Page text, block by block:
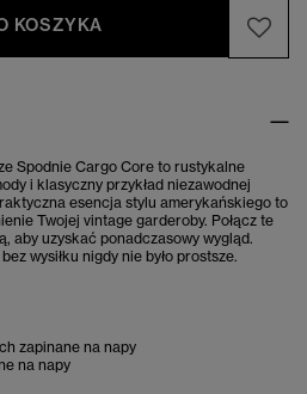
KOSZYKA
Spodnie Cargo Core to rustykalne
i klasyczny przykład niezawodnej
esencja stylu amerykańskiego to
Twojej vintage garderoby. Połącz te
aby uzyskać ponadczasowy wygląd.
wysiłku nigdy nie było prostsze.
zapinane na napy
na napy